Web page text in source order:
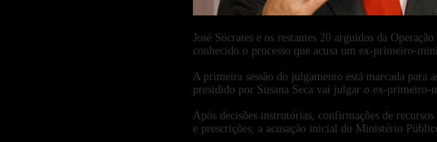
José Sócrates e os restantes 20 arguidos da
conhecido o processo que acusa um ex-primeiro-
A primeira sessão do julgamento está marcada
presidido por Susana Seca vai julgar o ex-primeiro-
Após decisões instrutórias, confirmações de
e prescrições, a acusação inicial do Ministério